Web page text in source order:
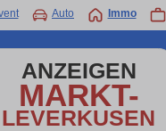
Auto Immo
ANZEIGEN
MARKT-
LEVERKUSEN